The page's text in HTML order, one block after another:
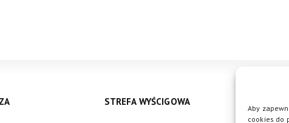
Aby
cookies do
STREFA WYŚCIGOWA